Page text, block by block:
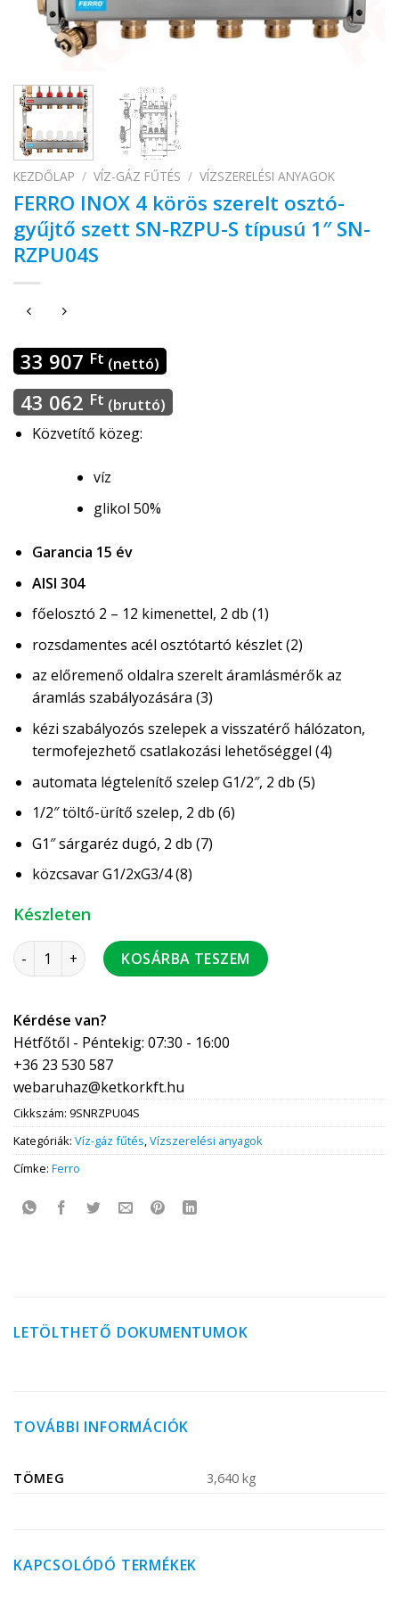
KEZDŐLAP / VÍZ-GÁZ FŰTÉS / VÍZSZERELÉSI ANYAGOK
FERRO INOX 4 körös szerelt osztó-
gyűjtő szett SN-RZPU-S típusú 1″ SN-
RZPU04S
33 907 Ft (nettó)
43 062 Ft (bruttó)
Közvetítő közeg:
víz
glikol 50%
Garancia 15 év
AISI 304
főelosztó 2 – 12 kimenettel, 2 db (1)
rozsdamentes acél osztótartó készlet (2)
az előremenő oldalra szerelt áramlásmérők az
áramlás szabályozására (3)
kézi szabályozós szelepek a visszatérő hálózaton,
termofejezhető csatlakozási lehetőséggel (4)
automata légtelenítő szelep G1/2″, 2 db (5)
1/2″ töltő-ürítő szelep, 2 db (6)
G1″ sárgaréz dugó, 2 db (7)
közcsavar G1/2xG3/4 (8)
Készleten
FERRO INOX 4 körös szerelt osztó-gyűjtő szett SN-RZPU-S
KOSÁRBA TESZEM
Kérdése van?
Hétfőtől - Péntekig: 07:30 - 16:00
+36 23 530 587
webaruhaz@ketkorkft.hu
Cikkszám: 9SNRZPU04S
Kategóriák: Víz-gáz fűtés,Vízszerelési anyagok
Címke: Ferro
LETÖLTHETŐ DOKUMENTUMOK
TOVÁBBI INFORMÁCIÓK
TÖMEG 3,640 kg
KAPCSOLÓDÓ TERMÉKEK